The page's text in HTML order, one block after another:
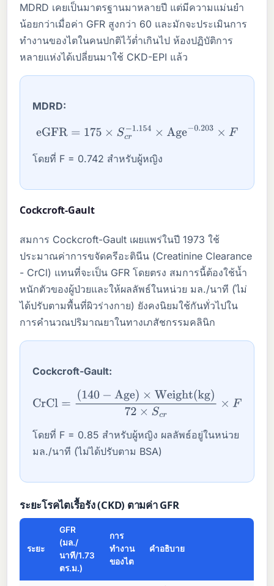
MDRD เคยเป็นมาตรฐานมาหลายปี แต่มีความแม่นยำ
น้อยกว่าเมื่อค่า GFR สูงกว่า 60 และมักจะประเมินการ
ทำงานของไตในคนปกติไว้ต่ำเกินไป ห้องปฏิบัติการ
หลายแห่งได้เปลี่ยนมาใช้ CKD-EPI แล้ว
MDRD:
eGFR= 175×Scr−1.154×Age−0.203× F
โดยที่ F = 0.742 สำหรับผู้หญิง
Cockcroft-Gault
สมการ Cockcroft-Gault เผยแพร่ในปี 1973 ใช้
ประมาณค่าการขจัดครีอะตินีน (Creatinine Clearance
- CrCl) แทนที่จะเป็น GFR โดยตรง สมการนี้ต้องใช้น้ำ
หนักตัวของผู้ป่วยและให้ผลลัพธ์ในหน่วย มล./นาที (ไม่
ได้ปรับตามพื้นที่ผิวร่างกาย) ยังคงนิยมใช้กันทั่วไปใน
การคำนวณปริมาณยาในทางเภสัชกรรมคลินิก
Cockcroft-Gault:
CrCl (140− Age)×Weight(kg)72×Scr
โดยที่ F = 0.85 สำหรับผู้หญิง ผลลัพธ์อยู่ในหน่วย
มล./นาที (ไม่ได้ปรับตาม BSA)
ระยะโรคไตเรื้อรัง (CKD) ตามค่า GFR
ระยะ
GFR
(มล./
นาที/1.73
ตร.ม.)
การ
ทำงาน
ของไต
คำอธิบาย